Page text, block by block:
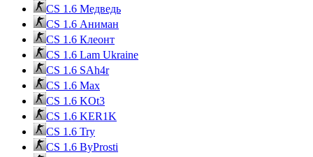
CS 1.6 Медведь
CS 1.6 Аниман
CS 1.6 Клеонт
CS 1.6 Lam Ukraine
CS 1.6 SAh4r
CS 1.6 Max
CS 1.6 KOt3
CS 1.6 KER1K
CS 1.6 Try
CS 1.6 ByProsti